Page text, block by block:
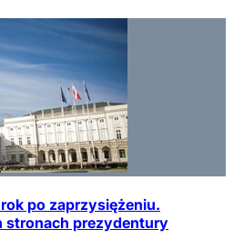
po zaprzysiężeniu.
stronach prezydentury